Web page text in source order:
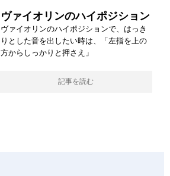
ヴァイオリンのハイポジション
ヴァイオリンのハイポジションで、はっき
りとした音を出したい時は、「左指を上の
方からしっかりと押さえ」
記事を読む